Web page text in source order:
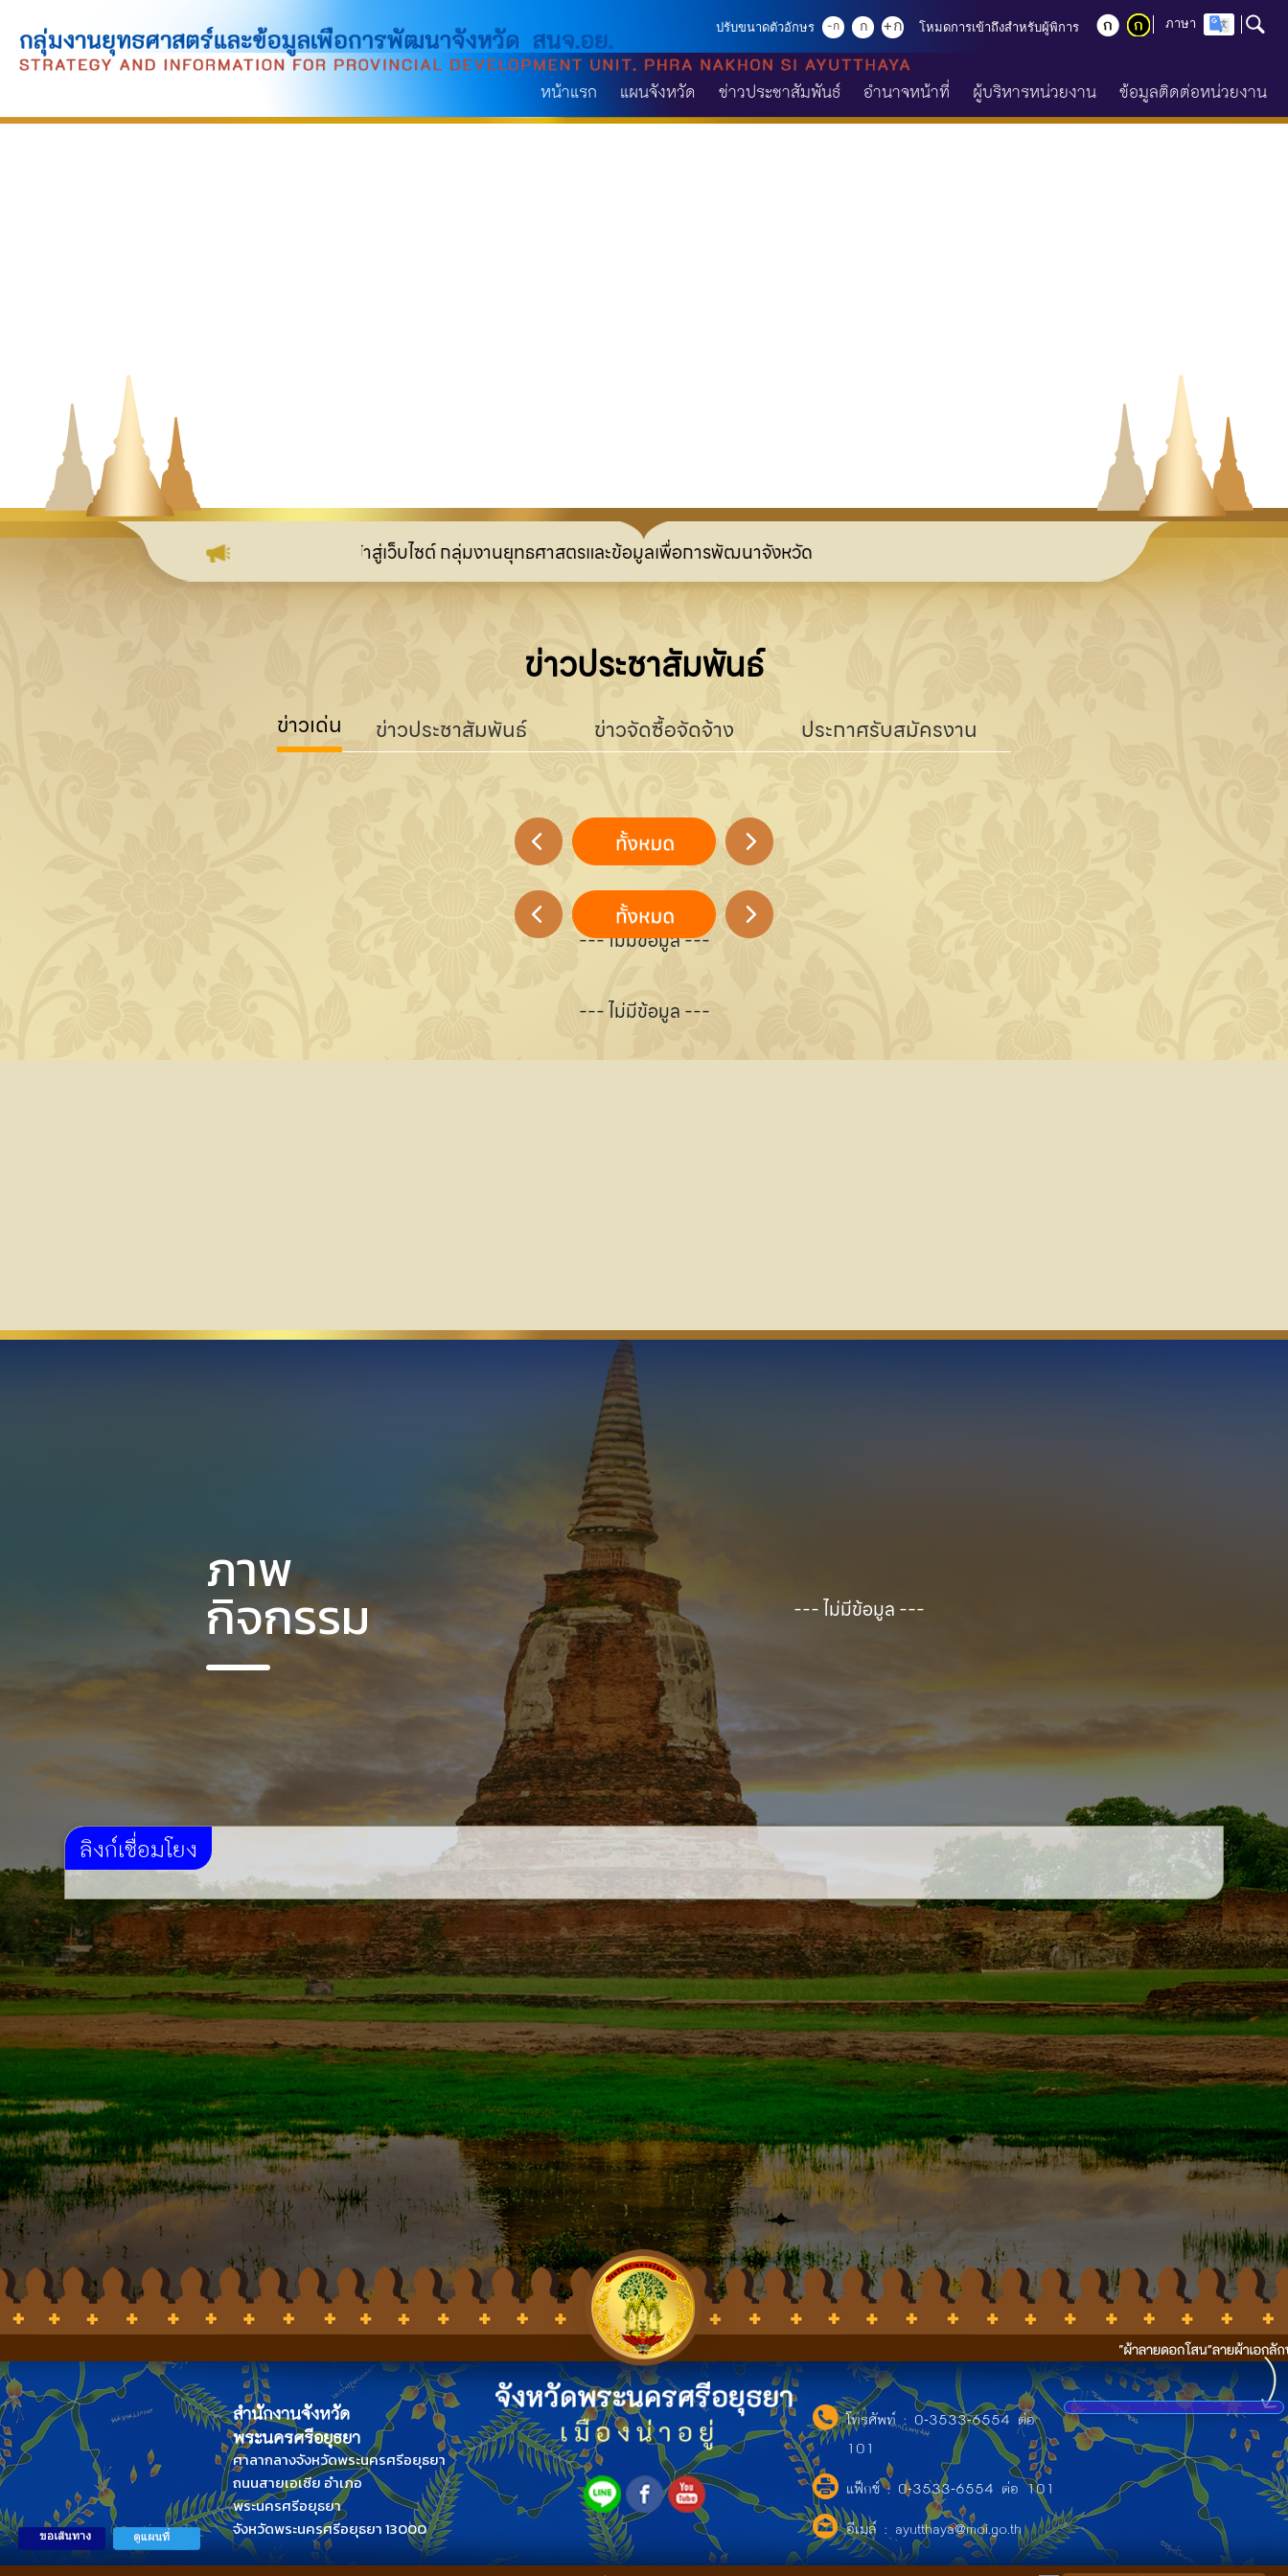
หน้าแรก แผนจังหวัด ข่าวประชาสัมพันธ์ อำนาจหน้าที่ ผู้บริหารหน่วยงาน ข้อมูลติดต่อหน่วยงาน
ปรับขนาดตัวอักษร -ก ก +ก โหมดการเข้าถึงสำหรับผู้พิการ ภาษา
ยินดีต้อนรับเข้าสู่เว็บไซต์ กลุ่มงานยุทธศาสตรและข้อมูลเพื่อการพัฒนาจังหวัด
ข่าวประชาสัมพันธ์
ข่าวเด่น ข่าวประชาสัมพันธ์ ข่าวจัดซื้อจัดจ้าง ประกาศรับสมัครงาน
--- ไม่มีข้อมูล ---
--- ไม่มีข้อมูล ---
ภาพ
กิจกรรม --- ไม่มีข้อมูล ---
ลิงก์เชื่อมโยง
สำนักงานจังหวัด
พระนครศรีอยุธยา
ศาลากลางจังหวัดพระนครศรีอยุธยา
ถนนสายเอเซีย อำเภอ
พระนครศรีอยุธยา
จังหวัดพระนครศรีอยุธยา 13000
โทรศัพท์ : 0-3533-6554 ต่อ
101
แฟ็กซ์ : 0-3533-6554 ต่อ 101
อีเมล์ : ayutthaya@moi.go.th